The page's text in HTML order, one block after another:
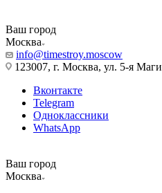
Ваш город
Москва
info@timestroy.moscow
123007, г. Москва, ул. 5-я
Вконтакте
Telegram
Одноклассники
WhatsApp
Ваш город
Москва